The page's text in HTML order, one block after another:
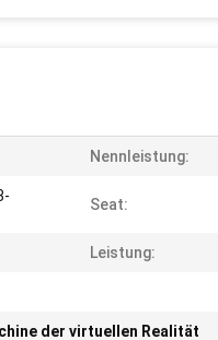
Nennleistung:
Seat:
Leistung:
der virtuellen Realität